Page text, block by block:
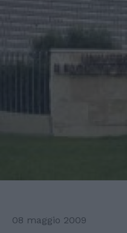
08 maggio 2009